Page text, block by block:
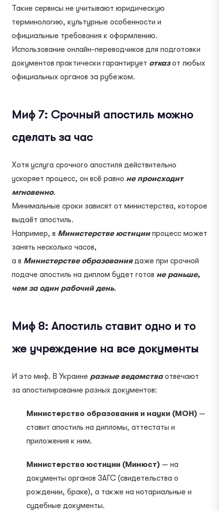
Такие сервисы не учитывают юридическую
терминологию, культурные особенности и
официальные требования к оформлению.
Использование онлайн-переводчиков для подготовки
документов практически гарантирует отказ от любых
официальных органов за рубежом.
Миф 7: Срочный апостиль можно
сделать за час
Хотя услуга срочного апостиля действительно
ускоряет процесс, он всё равно не происходит
мгновенно.
Минимальные сроки зависят от министерства, которое
выдаёт апостиль.
Например, в Министерстве юстициипроцесс может
занять несколько часов,
а в Министерстве образования даже при срочной
подаче апостиль на диплом будет готов не раньше,
чем за один рабочий день.
Миф 8: Апостиль ставит одно и то
же учреждение на все документы
И это миф. В Украине разные ведомстваотвечают
за апостилирование разных документов:
Министерство образования и науки (МОН) —
ставит апостиль на дипломы, аттестаты и
приложения к ним.
Министерство юстиции (Минюст) — на
документы органов ЗАГС (свидетельства о
рождении, браке), а также на нотариальные и
судебные документы.